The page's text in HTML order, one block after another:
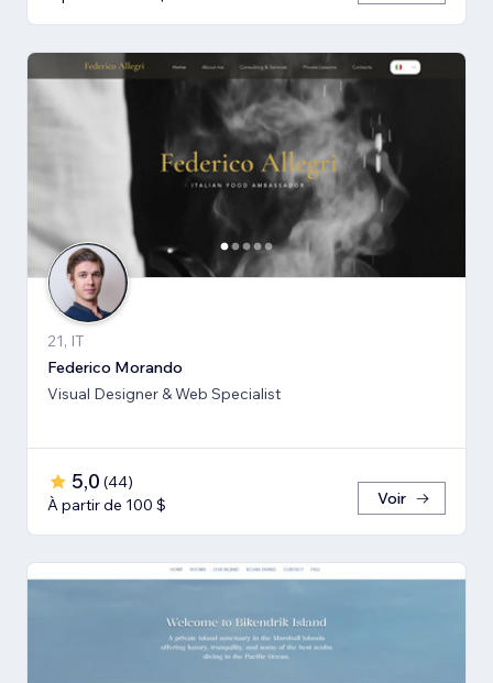
21, IT
Federico Morando
Visual Designer & Web Specialist
5,0 (44)
À partir de 100 $
Voir